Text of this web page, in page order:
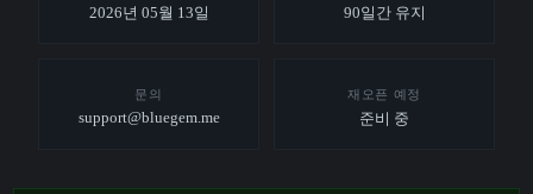
2026년 05월 13일 90일간 유지
문의
support@bluegem.me
재오픈 예정
준비 중